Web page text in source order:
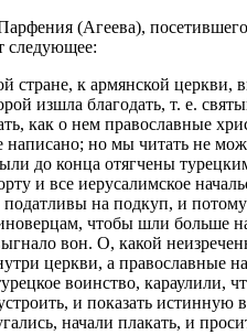
(Агеева),
следующее:
к армянской
изшла благодать, т. е.
как о нем православные
но мы читать не
до конца отягчены
все иерусалимское
на подкуп, и
чтобы шли больше
вон. О, какой
церкви, а православные
воинство, караулили,
и показать
начали плакать, и